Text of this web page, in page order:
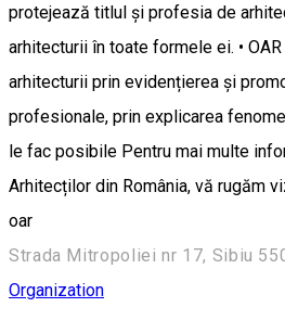
protejează titlul și profesia de
arhitecturii în toate formele ei. •
arhitecturii prin evidențierea și
profesionale, prin explicarea
le fac posibile Pentru mai multe
Arhitecților din România, vă rugăm
oar
Strada Mitropoliei nr 17, Sibiu
Organization